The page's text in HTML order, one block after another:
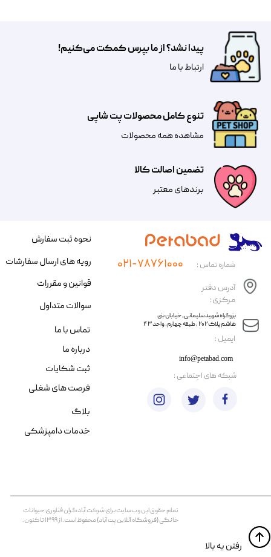
تضمین اصالت کالا
​​برندهای معتبر​​​​​​​
تنوع کامل محصولات پت شاپی
مشاهده همه محصولات
پیدا نشد؟ از ما بپرس کمکت می‌کنیم!
​​​ارتباط با ما
​ایمیل :
آدرس دفتر
مرکزی :
info@petabad.com
​​بزرگراه شهید سلیمانی، خیابان بنی
هاشم پلاک ۲۰۲ ، طبقه چهارم، واحد ۴۳
شماره تماس : ۰۲۱-۷۸۷۶۱۰۰۰
تمام حقوق اين وب‌سايت برای شرکت آبادگران فناوری حیوانات
خانگی (فروشگاه آنلاین پت آباد) محفوظ است. از ۱۳۹۹ تا کنون.
​​رفتن به بالا
نحوه ثبت سفارش
رویه های ارسال سفارشات
قوانین و مقررات
سوالات متداول
تماس با ما
درباره ما
ثبت شکایات
فرصت های شغلی
​شبکه های اجتماعی :
بلاگ
خدمات دامپزشکی